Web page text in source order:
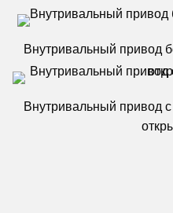
Внутривальный привод
Внутривальный привод